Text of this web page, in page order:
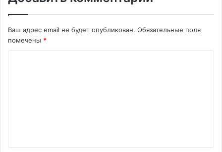
Ваш адрес email не будет опубликован. Обязательные поля
помечены *
т